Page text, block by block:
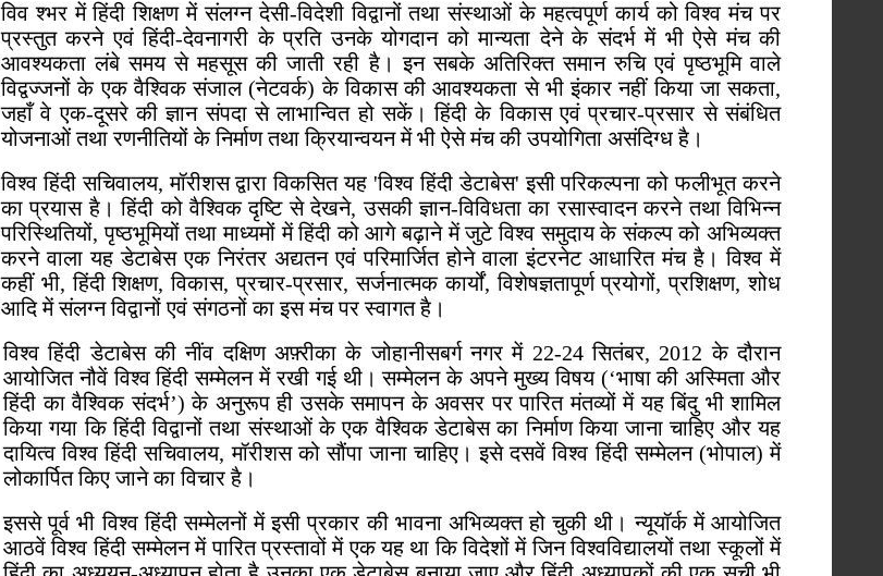
विव श्भर में हिंदी शिक्षण में संलग्न देसी-विदेशी विद्वानों तथा संस्थाओं के महत्वपूर्ण कार्य को विश्व मंच पर
प्रस्तुत करने एवं हिंदी-देवनागरी के प्रति उनके योगदान को मान्यता देने के संदर्भ में भी ऐसे मंच की
आवश्यकता लंबे समय से महसूस की जाती रही है। इन सबके अतिरिक्त समान रुचि एवं पृष्ठभूमि वाले
विद्वज्जनों के एक वैश्विक संजाल (नेटवर्क) के विकास की आवश्यकता से भी इंकार नहीं किया जा सकता,
जहाँ वे एक-दूसरे की ज्ञान संपदा से लाभान्वित हो सकें। हिंदी के विकास एवं प्रचार-प्रसार से संबंधित
योजनाओं तथा रणनीतियों के निर्माण तथा क्रियान्वयन में भी ऐसे मंच की उपयोगिता असंदिग्ध है।
विश्व हिंदी सचिवालय, मॉरीशस द्वारा विकसित यह 'विश्व हिंदी डेटाबेस' इसी परिकल्पना को फलीभूत करने
का प्रयास है। हिंदी को वैश्विक दृष्टि से देखने, उसकी ज्ञान-विविधता का रसास्वादन करने तथा विभिन्न
परिस्थितियों, पृष्ठभूमियों तथा माध्यमों में हिंदी को आगे बढ़ाने में जुटे विश्व समुदाय के संकल्प को अभिव्यक्त
करने वाला यह डेटाबेस एक निरंतर अद्यतन एवं परिमार्जित होने वाला इंटरनेट आधारित मंच है। विश्व में
कहीं भी, हिंदी शिक्षण, विकास, प्रचार-प्रसार, सर्जनात्मक कार्यों, विशेषज्ञतापूर्ण प्रयोगों, प्रशिक्षण, शोध
आदि में संलग्न विद्वानों एवं संगठनों का इस मंच पर स्वागत है।
विश्व हिंदी डेटाबेस की नींव दक्षिण अफ़्रीका के जोहानीसबर्ग नगर में 22-24 सितंबर, 2012 के दौरान
आयोजित नौवें विश्व हिंदी सम्मेलन में रखी गई थी। सम्मेलन के अपने मुख्य विषय (‘भाषा की अस्मिता और
हिंदी का वैश्विक संदर्भ’) के अनुरूप ही उसके समापन के अवसर पर पारित मंतव्यों में यह बिंदु भी शामिल
किया गया कि हिंदी विद्वानों तथा संस्थाओं के एक वैश्विक डेटाबेस का निर्माण किया जाना चाहिए और यह
दायित्व विश्व हिंदी सचिवालय, मॉरीशस को सौंपा जाना चाहिए। इसे दसवें विश्व हिंदी सम्मेलन (भोपाल) में
लोकार्पित किए जाने का विचार है।
इससे पूर्व भी विश्व हिंदी सम्मेलनों में इसी प्रकार की भावना अभिव्यक्त हो चुकी थी। न्यूयॉर्क में आयोजित
आठवें विश्व हिंदी सम्मेलन में पारित प्रस्तावों में एक यह था कि विदेशों में जिन विश्वविद्यालयों तथा स्कूलों में